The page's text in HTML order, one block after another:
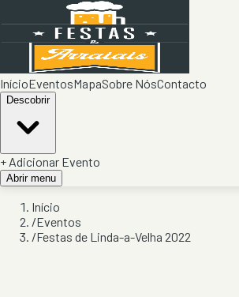
InícioEventosMapaSobre NósContacto
Descobrir
+ Adicionar Evento
Abrir menu
Início
/Eventos
/Festas de Linda-a-Velha 2022